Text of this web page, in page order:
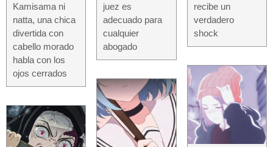
Kamisama ni
natta, una chica
divertida con
cabello morado
habla con los
ojos cerrados
juez es
adecuado para
cualquier
abogado
recibe un
verdadero
shock